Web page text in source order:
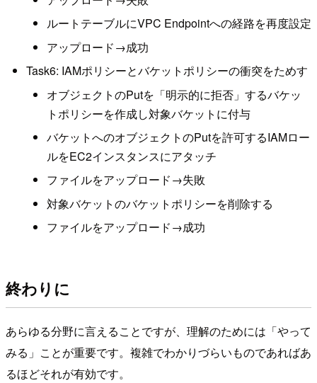
ルートテーブルにVPC Endpointへの経路を再度設定
アップロード→成功
Task6: IAMポリシーとバケットポリシーの衝突をためす
オブジェクトのPutを「明示的に拒否」するバケッ
トポリシーを作成し対象バケットに付与
バケットへのオブジェクトのPutを許可するIAMロー
ルをEC2インスタンスにアタッチ
ファイルをアップロード→失敗
対象バケットのバケットポリシーを削除する
ファイルをアップロード→成功
終わりに
あらゆる分野に言えることですが、理解のためには「やって
みる」ことが重要です。複雑でわかりづらいものであればあ
るほどそれが有効です。